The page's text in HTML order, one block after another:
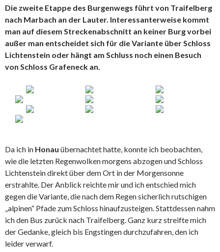
Die zweite Etappe des Burgenwegs führt von Traifelberg
nach Marbach an der Lauter. Interessanterweise kommt
man auf diesem Streckenabschnitt an keiner Burg vorbei
außer man entscheidet sich für die Variante über Schloss
Lichtenstein oder hängt am Schluss noch einen Besuch
von Schloss Grafeneck an.
Da ich in Honau übernachtet hatte, konnte ich beobachten,
wie die letzten Regenwolken morgens abzogen und Schloss
Lichtenstein direkt über dem Ort in der Morgensonne
erstrahlte. Der Anblick reichte mir und ich entschied mich
gegen die Variante, die nach dem Regen sicherlich rutschigen
„alpinen“ Pfade zum Schloss hinaufzusteigen. Stattdessen nahm
ich den Bus zurück nach Traifelberg. Ganz kurz streifte mich
der Gedanke, gleich bis Engstingen durchzufahren, den ich
leider verwarf.